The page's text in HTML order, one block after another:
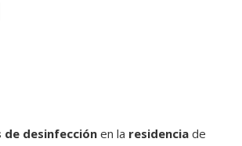
de desinfecciónen la residencia de